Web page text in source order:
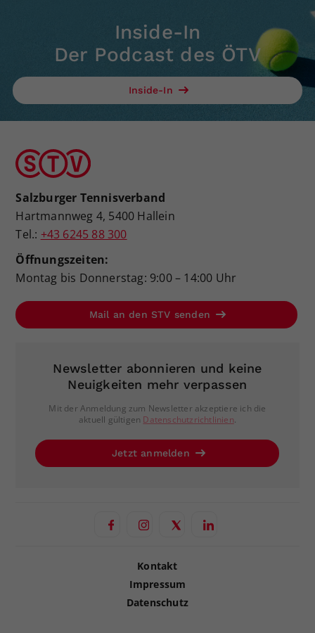
Inside-In
Der Podcast des ÖTV
Inside-In
Salzburger Tennisverband
Hartmannweg 4, 5400 Hallein
Tel.: +43 6245 88 300
Öffnungszeiten:
Montag bis Donnerstag: 9:00 – 14:00 Uhr
Mail an den STV senden
Newsletter abonnieren und keine
Neuigkeiten mehr verpassen
Mit der Anmeldung zum Newsletter akzeptiere ich die
aktuell gültigen Datenschutzrichtlinien.
Jetzt anmelden
Kontakt
Impressum
Datenschutz